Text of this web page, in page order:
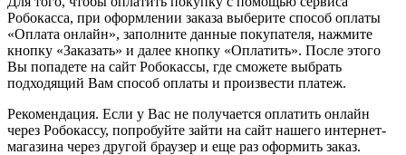
Робокасса, при оформлении заказа выберите способ оплаты
«Оплата онлайн», заполните данные покупателя, нажмите
кнопку «Заказать» и далее кнопку «Оплатить». После этого
Вы попадете на сайт Робокассы, где сможете выбрать
подходящий Вам способ оплаты и произвести платеж.
Рекомендация. Если у Вас не получается оплатить онлайн
через Робокассу, попробуйте зайти на сайт нашего интернет-
магазина через другой браузер и еще раз оформить заказ.